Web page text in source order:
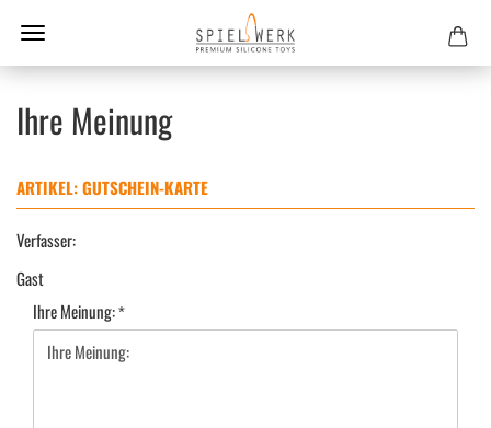
Ihre Meinung
ARTIKEL: GUTSCHEIN-KARTE
Verfasser:
Gast
Ihre Meinung: